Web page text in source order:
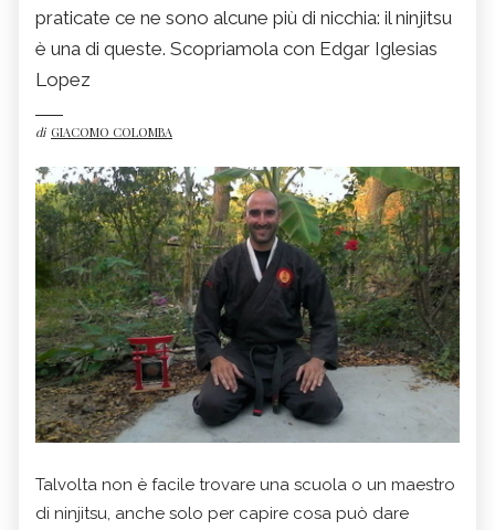
praticate ce ne sono alcune più di nicchia: il ninjitsu
è una di queste. Scopriamola con Edgar Iglesias
Lopez
di GIACOMO COLOMBA
Talvolta non è facile trovare una scuola o un maestro
di ninjitsu, anche solo per capire cosa può dare